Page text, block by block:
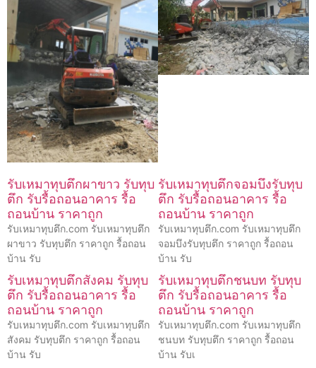
รับเหมาทุบตึกผาขาว รับทุบ
ตึก รับรื้อถอนอาคาร รื้อ
ถอนบ้าน ราคาถูก
รับเหมาทุบตึก.com รับเหมาทุบตึก
ผาขาว รับทุบตึก ราคาถูก รื้อถอน
บ้าน รับ
รับเหมาทุบตึกจอมบึงรับทุบ
ตึก รับรื้อถอนอาคาร รื้อ
ถอนบ้าน ราคาถูก
รับเหมาทุบตึก.com รับเหมาทุบตึก
จอมบึงรับทุบตึก ราคาถูก รื้อถอน
บ้าน รับ
รับเหมาทุบตึกสังคม รับทุบ
ตึก รับรื้อถอนอาคาร รื้อ
ถอนบ้าน ราคาถูก
รับเหมาทุบตึก.com รับเหมาทุบตึก
สังคม รับทุบตึก ราคาถูก รื้อถอน
บ้าน รับ
รับเหมาทุบตึกชนบท รับทุบ
ตึก รับรื้อถอนอาคาร รื้อ
ถอนบ้าน ราคาถูก
รับเหมาทุบตึก.com รับเหมาทุบตึก
ชนบท รับทุบตึก ราคาถูก รื้อถอน
บ้าน รับเ